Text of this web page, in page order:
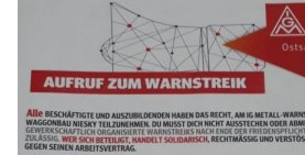
Presse
Pressebilder